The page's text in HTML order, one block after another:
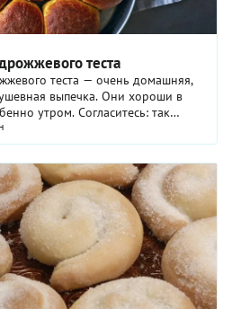
теста
теста — очень домашняя,
выпечка. Они хороши в
утром. Согласитесь: так
свежей ...